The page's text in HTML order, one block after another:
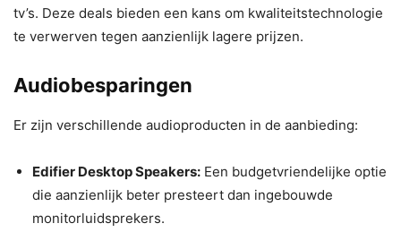
tv’s. Deze deals bieden een kans om kwaliteitstechnologie
te verwerven tegen aanzienlijk lagere prijzen.
Audiobesparingen
Er zijn verschillende audioproducten in de aanbieding:
Edifier Desktop Speakers: Een budgetvriendelijke optie
die aanzienlijk beter presteert dan ingebouwde
monitorluidsprekers.